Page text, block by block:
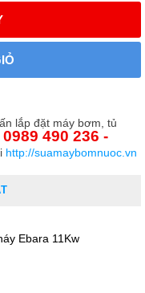
lắp đặt máy bơm, tủ
490 236 -
http://suamaybomnuoc.vn
Ebara 11Kw